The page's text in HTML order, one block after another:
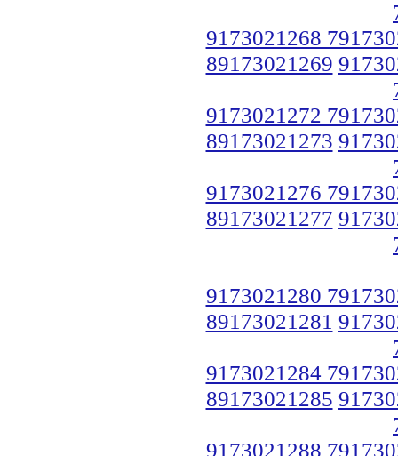
9173021268
89173021269
9173021272
89173021273
9173021276
89173021277
9173021280
89173021281
9173021284
89173021285
9173021288